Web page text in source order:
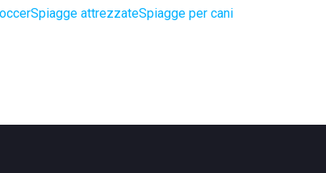
Spiagge attrezzateSpiagge per cani